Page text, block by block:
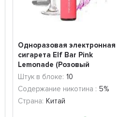
Одноразовая электронная
сигарета Elf Bar Pink
Lemonade (Розовый
лимонад) (150...
Штук в блоке: 10
Содержание никотина : 5%
Страна: Китай